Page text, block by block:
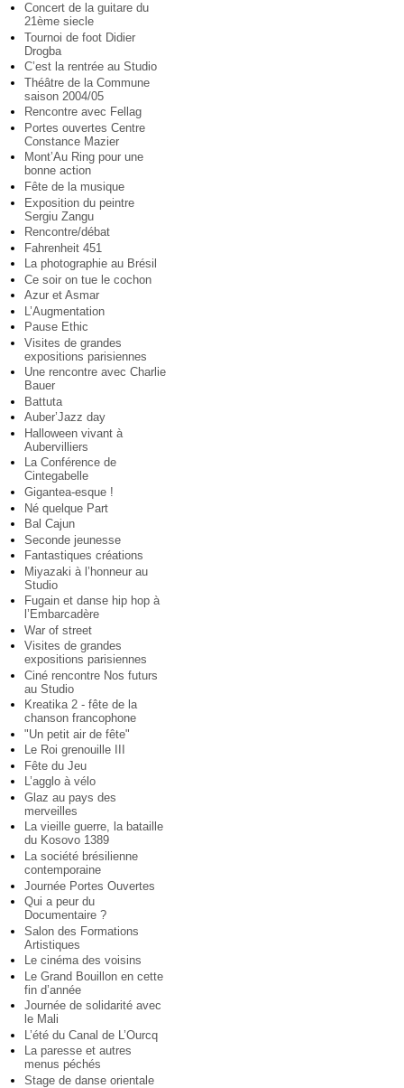
Concert de la guitare du
21ème siecle
Tournoi de foot Didier
Drogba
C’est la rentrée au Studio
Théâtre de la Commune
saison 2004/05
Rencontre avec Fellag
Portes ouvertes Centre
Constance Mazier
Mont’Au Ring pour une
bonne action
Fête de la musique
Exposition du peintre
Sergiu Zangu
Rencontre/débat
Fahrenheit 451
La photographie au Brésil
Ce soir on tue le cochon
Azur et Asmar
L’Augmentation
Pause Ethic
Visites de grandes
expositions parisiennes
Une rencontre avec Charlie
Bauer
Battuta
Auber’Jazz day
Halloween vivant à
Aubervilliers
La Conférence de
Cintegabelle
Gigantea-esque !
Né quelque Part
Bal Cajun
Seconde jeunesse
Fantastiques créations
Miyazaki à l’honneur au
Studio
Fugain et danse hip hop à
l’Embarcadère
War of street
Visites de grandes
expositions parisiennes
Ciné rencontre Nos futurs
au Studio
Kreatika 2 - fête de la
chanson francophone
"Un petit air de fête"
Le Roi grenouille III
Fête du Jeu
L’agglo à vélo
Glaz au pays des
merveilles
La vieille guerre, la bataille
du Kosovo 1389
La société brésilienne
contemporaine
Journée Portes Ouvertes
Qui a peur du
Documentaire ?
Salon des Formations
Artistiques
Le cinéma des voisins
Le Grand Bouillon en cette
fin d’année
Journée de solidarité avec
le Mali
L’été du Canal de L’Ourcq
La paresse et autres
menus péchés
Stage de danse orientale